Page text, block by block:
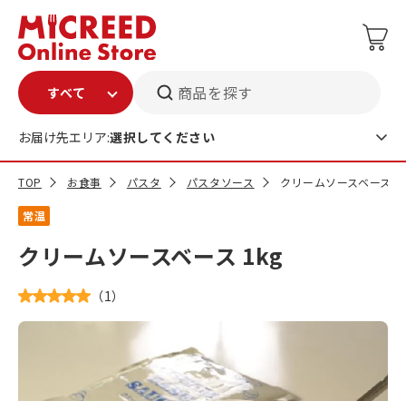
商品を探す
お届け先エリア:選択してください
TOP お食事 パスタ パスタソース クリームソースベース
常温
クリームソースベース 1kg
（1）